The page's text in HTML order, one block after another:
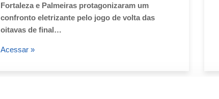
Fortaleza e Palmeiras protagonizaram um
confronto eletrizante pelo jogo de volta das
oitavas de final…
Acessar »